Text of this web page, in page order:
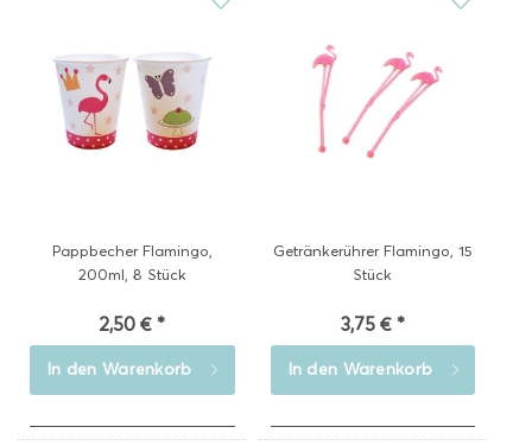
Pappbecher Flamingo,
200ml, 8 Stück
2,50 € *
In den Warenkorb
Getränkerührer Flamingo, 15
Stück
3,75 € *
In den Warenkorb